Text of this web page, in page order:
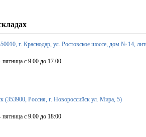
г. Краснодар, ул. Ростовское шоссе, дом № 14,
с 9.00 до 17.00
(353900, Россия, г. Новороссийск ул. Мира, 5)
с 9.00 до 18:00